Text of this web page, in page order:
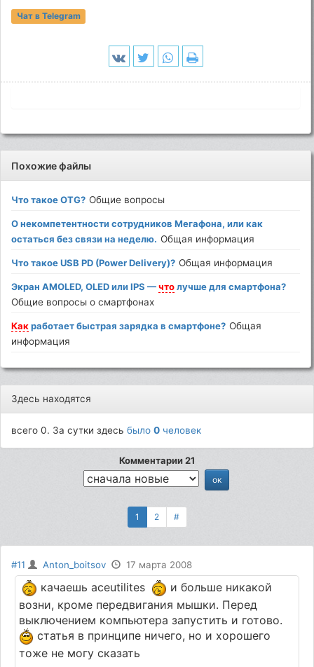
Чат в Telegram
Похожие файлы
Что такое OTG? Общие вопросы
О некомпетентности сотрудников Мегафона, или как
остаться без связи на неделю. Общая информация
Что такое USB PD (Power Delivery)? Общая информация
Экран AMOLED, OLED или IPS —чтолучше для смартфона?
Общие вопросы о смартфонах
Какработает быстрая зарядка в смартфоне? Общая
информация
Здесь находятся
всего 0. За сутки здесьбыло0 человек
Комментарии 21
1 2 #
#11 Anton_boitsov 17 марта 2008
качаешь aceutilites
и больше никакой
возни, кроме передвигания мышки. Перед
выключением компьютера запустить и готово.
статья в принципе ничего, но и хорошего
тоже не могу сказать